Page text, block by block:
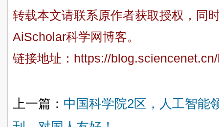
转载本文请联系原作者获取授权，同
AiScholar科学网博客。
链接地址： https://
上一篇： 中国科学院2区，人工智能